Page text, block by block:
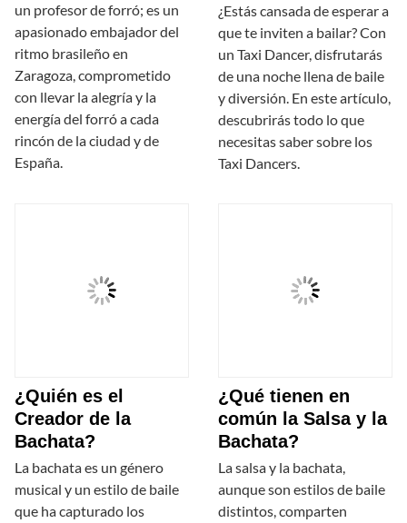
un profesor de forró; es un
apasionado embajador del
ritmo brasileño en
Zaragoza, comprometido
con llevar la alegría y la
energía del forró a cada
rincón de la ciudad y de
España.
¿Estás cansada de esperar a
que te inviten a bailar? Con
un Taxi Dancer, disfrutarás
de una noche llena de baile
y diversión. En este artículo,
descubrirás todo lo que
necesitas saber sobre los
Taxi Dancers.
¿Quién es el
Creador de la
Bachata?
La bachata es un género
musical y un estilo de baile
que ha capturado los
¿Qué tienen en
común la Salsa y la
Bachata?
La salsa y la bachata,
aunque son estilos de baile
distintos, comparten